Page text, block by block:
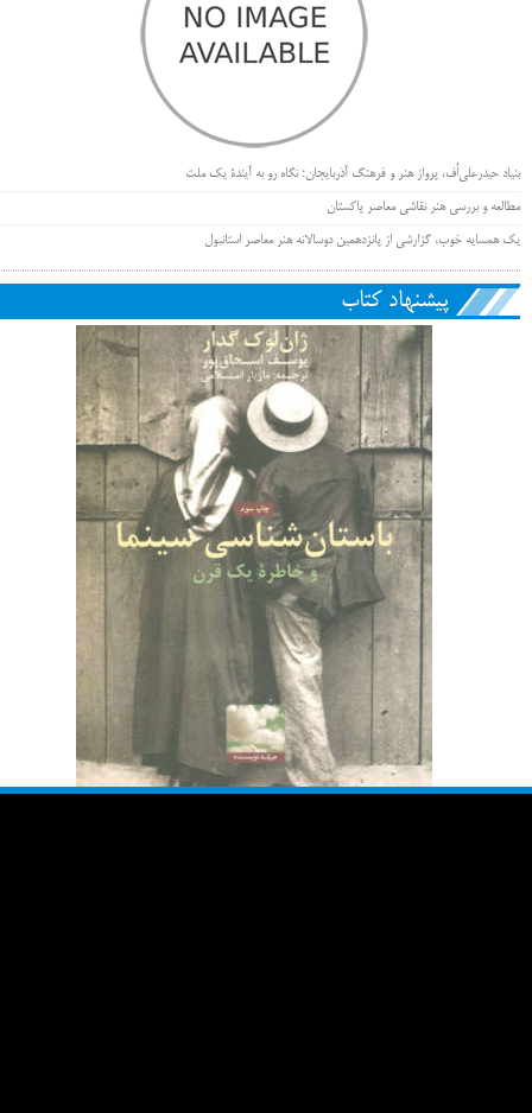
بنیاد حیدرعلی‌اُف، پرواز هنر و فرهنگ آذربایجان؛ نگاه رو به آیندۀ یک ملت
مطالعه و بررسی هنر نقاشی معاصر پاکستان
یک همسایه خوب، گزارشی از پانزدهمین دوسالانه هنر معاصر استانبول
پیشنهاد کتاب